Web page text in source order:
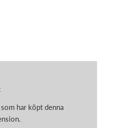
har köpt denna